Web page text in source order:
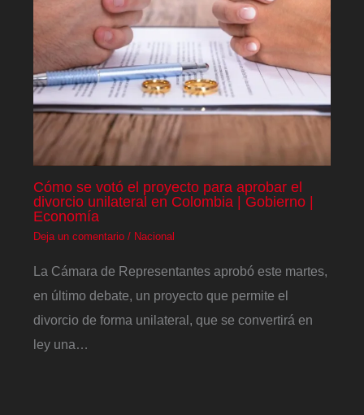
Cómo se votó el proyecto para aprobar el
divorcio unilateral en Colombia | Gobierno |
Economía
Deja un comentario / Nacional
La Cámara de Representantes aprobó este martes,
en último debate, un proyecto que permite el
divorcio de forma unilateral, que se convertirá en
ley una…